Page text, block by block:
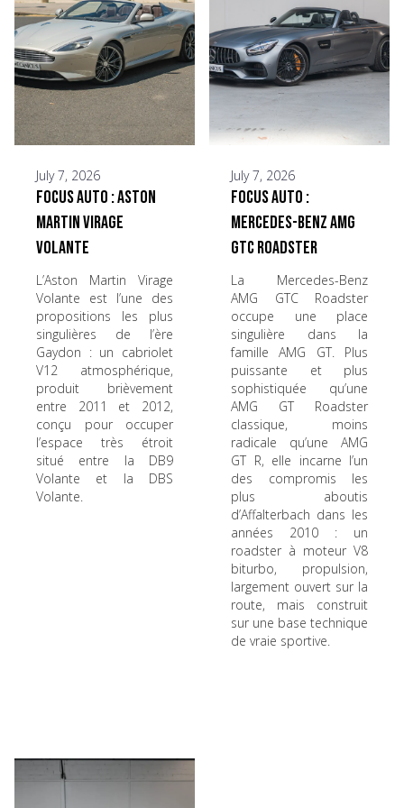
July 7, 2026
Focus Auto : Aston
Martin Virage
Volante
L’Aston Martin Virage
Volante est l’une des
propositions les plus
singulières de l’ère
Gaydon : un cabriolet
V12 atmosphérique,
produit brièvement
entre 2011 et 2012,
conçu pour occuper
l’espace très étroit
situé entre la DB9
Volante et la DBS
Volante.
July 7, 2026
Focus Auto :
Mercedes-Benz AMG
GTC Roadster
La Mercedes-Benz
AMG GTC Roadster
occupe une place
singulière dans la
famille AMG GT. Plus
puissante et plus
sophistiquée qu’une
AMG GT Roadster
classique, moins
radicale qu’une AMG
GT R, elle incarne l’un
des compromis les
plus aboutis
d’Affalterbach dans les
années 2010 : un
roadster à moteur V8
biturbo, propulsion,
largement ouvert sur la
route, mais construit
sur une base technique
de vraie sportive.